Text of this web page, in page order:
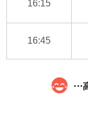
16:15
16:45